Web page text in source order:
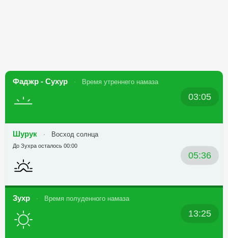
Фаджр - Сухур Время утреннего намаза
03:05
Шурук Восход солнца
05:36
До Зухра осталось 00:00
Зухр Время полуденного намаза
13:25